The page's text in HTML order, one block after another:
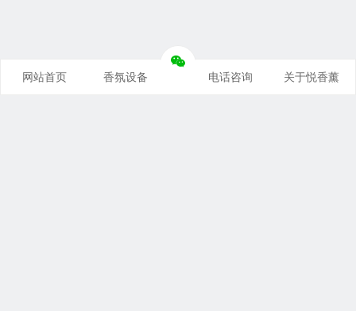
网站首页 香氛设备 电话咨询 关于悦香薰